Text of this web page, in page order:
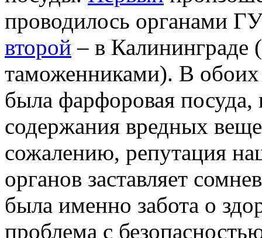
проводилось органами
второй – в Калининграде
таможенниками). В обоих
была фарфоровая
содержания вредных
сожалению, репутация
органов заставляет
была именно забота о
проблема с